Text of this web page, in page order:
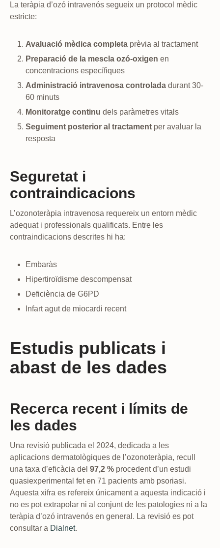
La teràpia d’ozó intravenós segueix un protocol mèdic
estricte:
Avaluació mèdica completa prèvia al tractament
Preparació de la mescla ozó-oxigen en
concentracions específiques
Administració intravenosa controlada durant 30-
60 minuts
Monitoratge continu dels paràmetres vitals
Seguiment posterior al tractament per avaluar la
resposta
Seguretat i
contraindicacions
L’ozonoteràpia intravenosa requereix un entorn mèdic
adequat i professionals qualificats. Entre les
contraindicacions descrites hi ha:
Embaràs
Hipertiroïdisme descompensat
Deficiència de G6PD
Infart agut de miocardi recent
Estudis publicats i
abast de les dades
Recerca recent i límits de
les dades
Una revisió publicada el 2024, dedicada a les
aplicacions dermatològiques de l’ozonoteràpia, recull
una taxa d’eficàcia del 97,2 % procedent d’un estudi
quasiexperimental fet en 71 pacients amb psoriasi.
Aquesta xifra es refereix únicament a aquesta indicació i
no es pot extrapolar ni al conjunt de les patologies ni a la
teràpia d’ozó intravenós en general. La revisió es pot
consultar a Dialnet.